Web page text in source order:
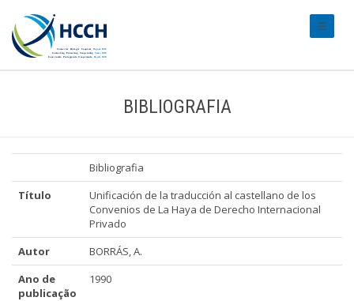
BIBLIOGRAFIA
Bibliografia
Título
Unificación de la traducción al castellano de los
Convenios de La Haya de Derecho Internacional
Privado
Autor
BORRÁS, A.
Ano de
publicação
1990